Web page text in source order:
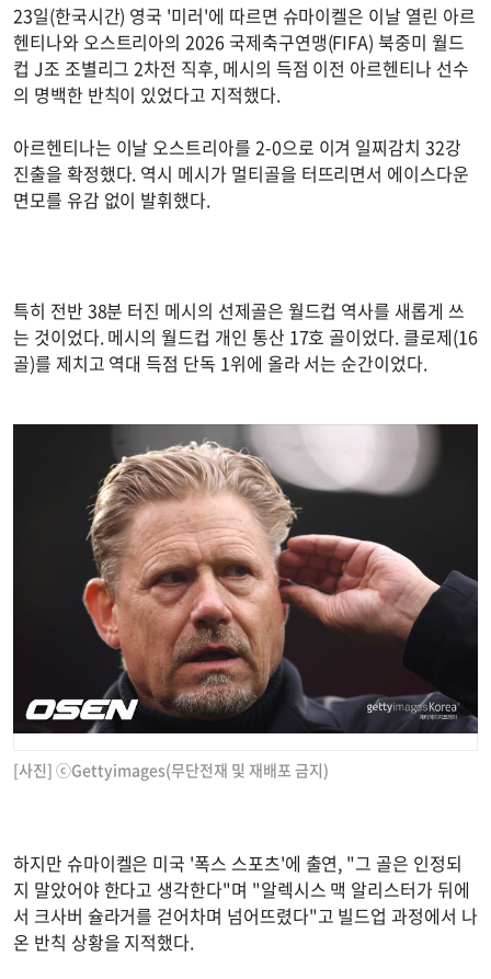
23일(한국시간) 영국 '미러'에 따르면 슈마이켈은 이날 열린 아르
헨티나와 오스트리아의 2026 국제축구연맹(FIFA) 북중미 월드
컵 J조 조별리그 2차전 직후, 메시의 득점 이전 아르헨티나 선수
의 명백한 반칙이 있었다고 지적했다.
아르헨티나는 이날 오스트리아를 2-0으로 이겨 일찌감치 32강
진출을 확정했다. 역시 메시가 멀티골을 터뜨리면서 에이스다운
면모를 유감 없이 발휘했다.
특히 전반 38분 터진 메시의 선제골은 월드컵 역사를 새롭게 쓰
는 것이었다. 메시의 월드컵 개인 통산 17호 골이었다. 클로제(16
골)를 제치고 역대 득점 단독 1위에 올라 서는 순간이었다.
[사진] ⓒGettyimages(무단전재 및 재배포 금지)
하지만 슈마이켈은 미국 '폭스 스포츠'에 출연, "그 골은 인정되
지 말았어야 한다고 생각한다"며 "알렉시스 맥 알리스터가 뒤에
서 크사버 슐라거를 걷어차며 넘어뜨렸다"고 빌드업 과정에서 나
온 반칙 상황을 지적했다.